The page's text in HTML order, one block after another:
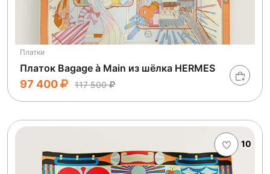
Платки
Платок Bagage à Main из шёлка HERMES
97 400 117 500
10